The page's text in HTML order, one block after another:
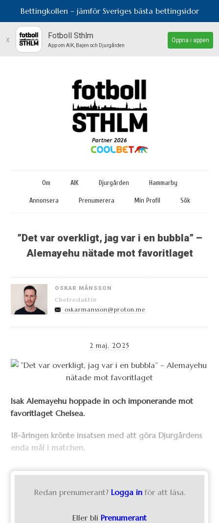
Bettingkollen – jämför Sveriges bästa bettingsidor
x Fotboll Sthlm
App om AIK, Bajen och Djurgården
Öppna i appen
Om AIK Djurgården Hammarby
Annonsera Prenumerera Min Profil Sök
”Det var overkligt, jag var i en bubbla” –
Alemayehu nätade mot favoritlaget
OSKAR MÅNSSON
Chefredaktör
oskarmansson@proton.me
2 maj, 2025
Isak Alemayehu hoppade in och imponerande mot
favoritlaget Chelsea.
18-åringen krönte insatsen med att göra Djurgårdens
enda mål i matchen.
Redan prenumerant? Logga in för att läsa.
Eller bli Prenumerant